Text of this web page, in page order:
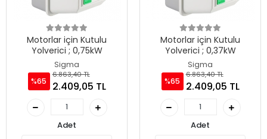
Motorlar için Kutulu
Yolverici ; 0,75kW
Sigma
%65
6.863,40 TL
2.409,05 TL
Adet
Motorlar için Kutulu
Yolverici ; 0,37kW
Sigma
%65
6.863,40 TL
2.409,05 TL
Adet